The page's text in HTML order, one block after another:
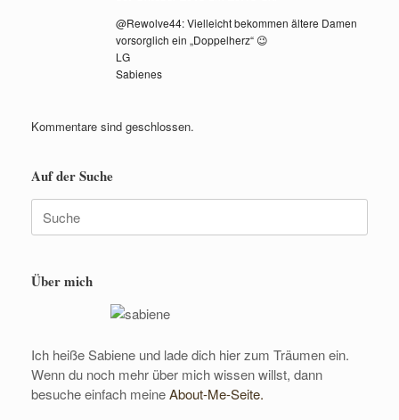
@Rewolve44: Vielleicht bekommen ältere Damen
vorsorglich ein „Doppelherz“ 😉
LG
Sabienes
Kommentare sind geschlossen.
Auf der Suche
Suche
nach:
Über mich
Ich heiße Sabiene und lade dich hier zum Träumen ein.
Wenn du noch mehr über mich wissen willst, dann
besuche einfach meineAbout-Me-Seite.